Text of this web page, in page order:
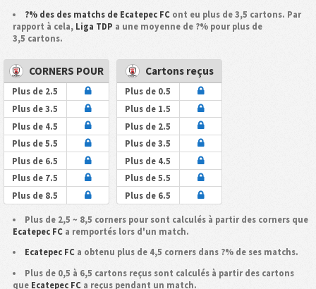
?% des des matchs de Ecatepec FC ont eu plus de 3,5 cartons. Par
rapport à cela, Liga TDP a une moyenne de ?% pour plus de
3,5 cartons.
CORNERS POUR
Plus de 2.5
Plus de 3.5
Plus de 4.5
Plus de 5.5
Plus de 6.5
Plus de 7.5
Plus de 8.5
Cartons reçus
Plus de 0.5
Plus de 1.5
Plus de 2.5
Plus de 3.5
Plus de 4.5
Plus de 5.5
Plus de 6.5
Plus de 2,5 ~ 8,5 corners pour sont calculés à partir des corners que
Ecatepec FCa remportés lors d'un match.
Ecatepec FC a obtenu plus de 4,5 corners dans ?% de ses matchs.
Plus de 0,5 à 6,5 cartons reçus sont calculés à partir des cartons
que Ecatepec FCa reçus pendant un match.